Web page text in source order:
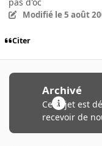
Modifié le 5 août
Citer
Archivé
Ce sujet est
recevoir de